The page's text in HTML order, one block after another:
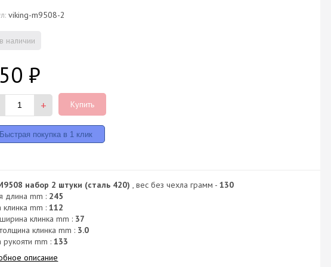
viking-m9508-2
наличии
₽
+ Купить
набор 2 штуки (сталь 420) , вес без чехла грамм -130
длина mm : 245
клинка mm :112
клинка mm : 37
клинка mm : 3.0
рукояти mm :133
описание